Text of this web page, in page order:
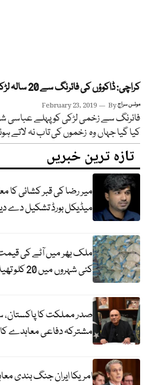
کراچی: ڈاکوؤں کی فائرنگ سے 20 سالہ لڑکی جاں بحق
February 23, 2019 Byمونس سراج
فائرنگ سے زخمی لڑکی کو پہلے عباسی
کیا گیا جہاں وہ زخموں کی تاب نہ لاتے
تازہ ترین خبریں
میر رضا کی قبر کشائی کا
میڈیکل بورڈ تشکیل دے
ملک بھر میں آٹے کی
کئی شہروں میں 20 کلو تھیلا 100 روپے تک مہنگا
صدر مملکت کا پاکستان،
مشترکہ دفاعی معاہدے
امریکا ایران جنگ بندی